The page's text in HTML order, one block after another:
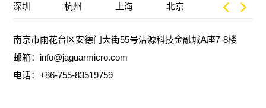
CEO介绍
深圳 杭州 上海 北京 南京
南京市雨花台区安德门大街55号洁源科技金融城A座7-8楼
邮箱：info@jaguarmicro.com
电话：+86-755-83519759